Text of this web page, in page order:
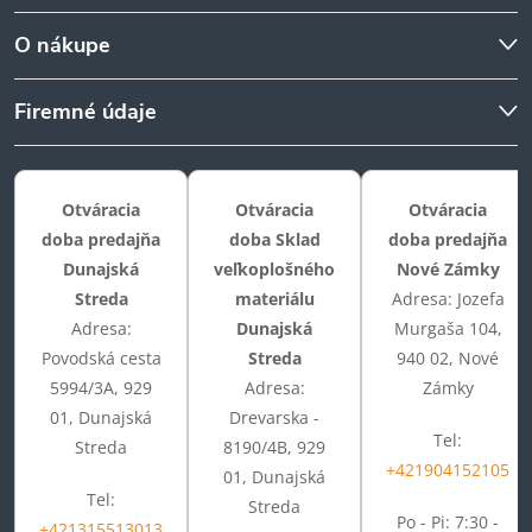
O nákupe
Firemné údaje
Otváracia
doba predajňa
Dunajská
Streda
Adresa:
Povodská cesta
5994/3A, 929
01, Dunajská
Streda
Tel:
Otváracia
doba Sklad
veľkoplošného
materiálu
Dunajská
Streda
Adresa:
Drevarska -
8190/4B, 929
01, Dunajská
Streda
Otváracia
doba predajňa
Nové Zámky
Adresa: Jozefa
Murgaša 104,
940 02, Nové
Zámky
Tel:
+421904152105
Po - Pi: 7:30 -